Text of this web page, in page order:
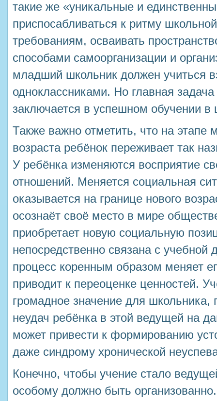
такие же «уникальные и
приспосабливаться к ритму
требованиям, осваивать
способами самоорганизации и
младший школьник должен учиться
одноклассниками. Но главная
заключается в успешном обучении в
Также важно отметить, что на этапе
возраста ребёнок переживает так
У ребёнка изменяются восприятие
отношений. Меняется социальная
оказывается на границе нового
осознаёт своё место в мире
приобретает новую социальную
непосредственно связана с учебной
процесс коренным образом меняет
приводит к переоценке ценностей.
громадное значение для школьника,
неудач ребёнка в этой ведущей на
может привести к формированию
даже синдрому хронической
Конечно, чтобы учение стало
особому должно быть